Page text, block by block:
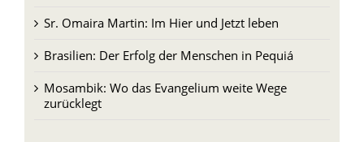
Sr. Omaira Martin: Im Hier und Jetzt leben
Brasilien: Der Erfolg der Menschen in Pequiá
Mosambik: Wo das Evangelium weite Wege
zurücklegt